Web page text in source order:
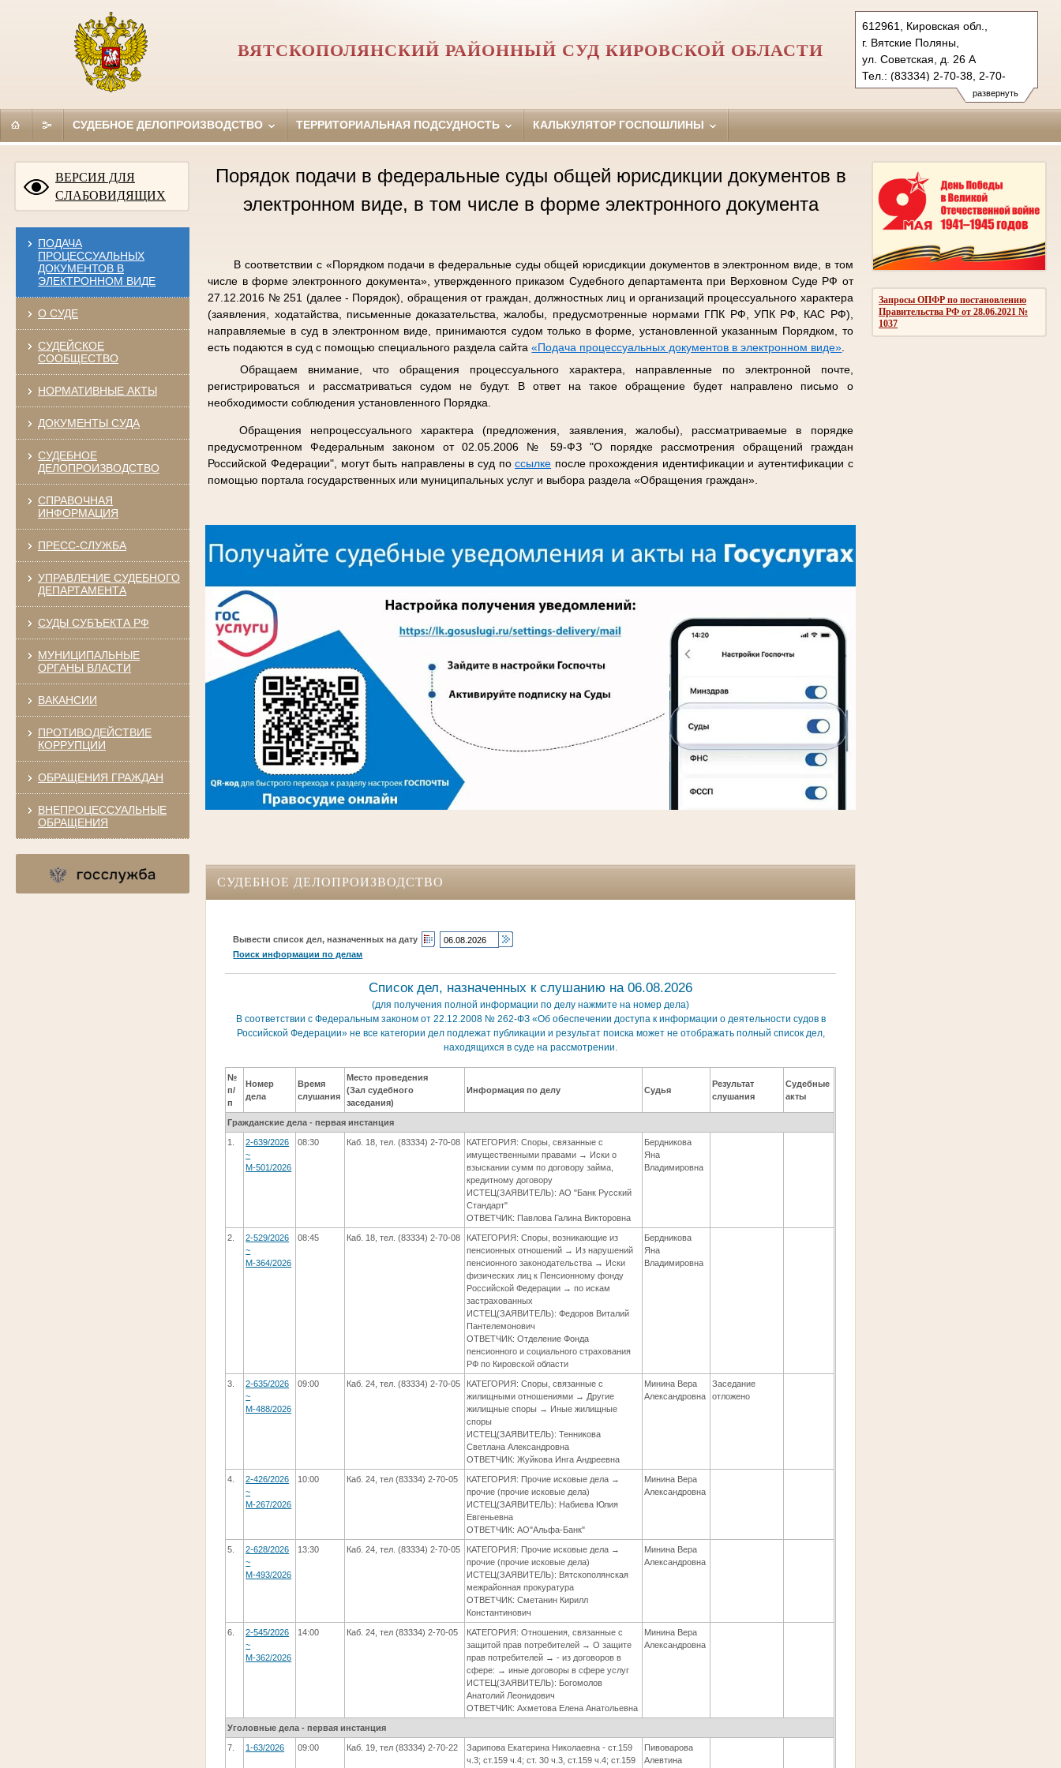
развернуть
612961, Кировская обл.,
г. Вятские Поляны,
ул. Советская, д. 26 А
Тел.: (83334) 2-70-38, 2-70-
36 (ф.)
vpsud@mail.ru
ВЯТСКОПОЛЯНСКИЙ РАЙОННЫЙ СУД КИРОВСКОЙ ОБЛАСТИ
СУДЕБНОЕ ДЕЛОПРОИЗВОДСТВО ТЕРРИТОРИАЛЬНАЯ ПОДСУДНОСТЬ КАЛЬКУЛЯТОР ГОСПОШЛИНЫ
ВЕРСИЯ ДЛЯ
СЛАБОВИДЯЩИХ
ПОДАЧА
ПРОЦЕССУАЛЬНЫХ
ДОКУМЕНТОВ В
ЭЛЕКТРОННОМ ВИДЕ
О СУДЕ
СУДЕЙСКОЕ
СООБЩЕСТВО
НОРМАТИВНЫЕ АКТЫ
ДОКУМЕНТЫ СУДА
СУДЕБНОЕ
ДЕЛОПРОИЗВОДСТВО
СПРАВОЧНАЯ
ИНФОРМАЦИЯ
ПРЕСС-СЛУЖБА
УПРАВЛЕНИЕ СУДЕБНОГО
ДЕПАРТАМЕНТА
СУДЫ СУБЪЕКТА РФ
МУНИЦИПАЛЬНЫЕ
ОРГАНЫ ВЛАСТИ
ВАКАНСИИ
ПРОТИВОДЕЙСТВИЕ
КОРРУПЦИИ
ОБРАЩЕНИЯ ГРАЖДАН
ВНЕПРОЦЕССУАЛЬНЫЕ
ОБРАЩЕНИЯ
Запросы ОПФР по постановлению
Правительства РФ от 28.06.2021 №
1037
Порядок подачи в федеральные суды общей юрисдикции документов в
электронном виде, в том числе в форме электронного документа
В соответствии с «Порядком подачи в федеральные суды общей юрисдикции документов в электронном виде, в том
числе в форме электронного документа», утвержденного приказом Судебного департамента при Верховном Суде РФ от
27.12.2016 № 251 (далее - Порядок), обращения от граждан, должностных лиц и организаций процессуального характера
(заявления, ходатайства, письменные доказательства, жалобы, предусмотренные нормами ГПК РФ, УПК РФ, КАС РФ),
направляемые в суд в электронном виде, принимаются судом только в форме, установленной указанным Порядком, то
есть подаются в суд с помощью специального раздела сайта«Подача процессуальных документов в электронном виде».
Обращаем внимание, что обращения процессуального характера, направленные по электронной почте,
регистрироваться и рассматриваться судом не будут. В ответ на такое обращение будет направлено письмо о
необходимости соблюдения установленного Порядка.
Обращения непроцессуального характера (предложения, заявления, жалобы), рассматриваемые в порядке
предусмотренном Федеральным законом от 02.05.2006 № 59-ФЗ "О порядке рассмотрения обращений граждан
Российской Федерации", могут быть направлены в суд поссылке после прохождения идентификации и аутентификации с
помощью портала государственных или муниципальных услуг и выбора раздела «Обращения граждан».
СУДЕБНОЕ ДЕЛОПРОИЗВОДСТВО
Вывести список дел, назначенных на дату
Поиск информации по делам
Список дел, назначенных к слушанию на 06.08.2026
(для получения полной информации по делу нажмите на номер дела)
В соответствии с Федеральным законом от 22.12.2008 № 262-ФЗ «Об обеспечении доступа к информации о деятельности судов в
Российской Федерации» не все категории дел подлежат публикации и результат поиска может не отображать полный список дел,
находящихся в суде на рассмотрении.
№
п/
п
Номер
дела
Время
слушания
Место проведения
(Зал судебного
заседания)
Информация по делу Судья
Результат
слушания
Судебные
акты
Гражданские дела - первая инстанция
1.
2-639/2026
~
М-501/2026
08:30 Каб. 18, тел. (83334) 2-70-08
КАТЕГОРИЯ: Споры, связанные с
имущественными правами → Иски о
взыскании сумм по договору займа,
кредитному договору
ИСТЕЦ(ЗАЯВИТЕЛЬ): АО "Банк Русский
Стандарт"
ОТВЕТЧИК: Павлова Галина Викторовна
Бердникова
Яна
Владимировна
2.
2-529/2026
~
М-364/2026
08:45 Каб. 18, тел. (83334) 2-70-08
КАТЕГОРИЯ: Споры, возникающие из
пенсионных отношений → Из нарушений
пенсионного законодательства → Иски
физических лиц к Пенсионному фонду
Российской Федерации → по искам
застрахованных
ИСТЕЦ(ЗАЯВИТЕЛЬ): Федоров Виталий
Пантелемонович
ОТВЕТЧИК: Отделение Фонда
пенсионного и социального страхования
РФ по Кировской области
Бердникова
Яна
Владимировна
3.
2-635/2026
~
М-488/2026
09:00 Каб. 24, тел. (83334) 2-70-05
КАТЕГОРИЯ: Споры, связанные с
жилищными отношениями → Другие
жилищные споры → Иные жилищные
споры
ИСТЕЦ(ЗАЯВИТЕЛЬ): Тенникова
Светлана Александровна
ОТВЕТЧИК: Жуйкова Инга Андреевна
Минина Вера
Александровна
Заседание
отложено
4.
2-426/2026
~
М-267/2026
10:00 Каб. 24, тел (83334) 2-70-05
КАТЕГОРИЯ: Прочие исковые дела →
прочие (прочие исковые дела)
ИСТЕЦ(ЗАЯВИТЕЛЬ): Набиева Юлия
Евгеньевна
ОТВЕТЧИК: АО"Альфа-Банк"
Минина Вера
Александровна
5.
2-628/2026
~
М-493/2026
13:30 Каб. 24, тел. (83334) 2-70-05
КАТЕГОРИЯ: Прочие исковые дела →
прочие (прочие исковые дела)
ИСТЕЦ(ЗАЯВИТЕЛЬ): Вятскополянская
межрайонная прокуратура
ОТВЕТЧИК: Сметанин Кирилл
Константинович
Минина Вера
Александровна
6.
2-545/2026
~
М-362/2026
14:00 Каб. 24, тел (83334) 2-70-05
КАТЕГОРИЯ: Отношения, связанные с
защитой прав потребителей → О защите
прав потребителей → - из договоров в
сфере: → иные договоры в сфере услуг
ИСТЕЦ(ЗАЯВИТЕЛЬ): Богомолов
Анатолий Леонидович
ОТВЕТЧИК: Ахметова Елена Анатольевна
Минина Вера
Александровна
Уголовные дела - первая инстанция
7. 1-63/2026 09:00 Каб. 19, тел (83334) 2-70-22
Зарипова Екатерина Николаевна - ст.159
ч.3; ст.159 ч.4; ст. 30 ч.3, ст.159 ч.4; ст.159
Пивоварова
Алевтина